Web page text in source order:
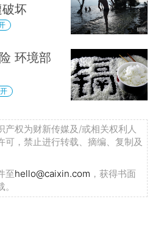
坏
环境部
产权为财新传媒及/或相关权利人
可，禁止进行转载、摘编、复制及
至hello@caixin.com ，获得书面